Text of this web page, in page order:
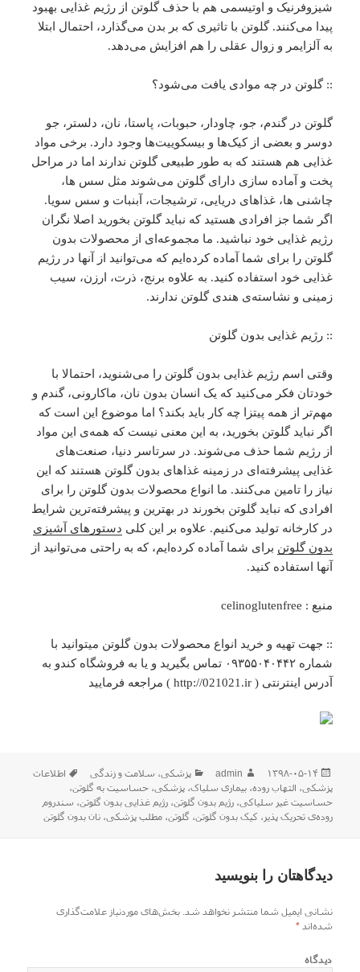
شیزوفرنیک و اوتیسمی هم با حذف گلوتن از رژیم غذایی بهبود
پیدا می‌کنند. گلوتن با تاثیری که بر بدن می‌گذارد، احتمال ابتلا
به آلزایمر و زوال عقلی را هم افزایش می‌دهد.
:: گلوتن در چه موادی یافت می‌شود؟
گلوتن در گندم، جو، چاودار، حبوبات، پاستا، نان، دلستر، جو
دوسر و بعضی از کیک‌ها و بیسکوییت‌ها وجود دارد. برخی مواد
غذایی هم هستند که به طور طبیعی گلوتن ندارند اما در مراحل
پخت و آماده سازی دارای گلوتن می‌شوند مثل سس­ ها،
چاشنی­ ها، غذاهای دریایی، ترشیجات، آبنبات و سس سویا.
اگر شما جز افرادی هستید که نباید گلوتن بخورید اصلا نگران
رژیم غذایی خود نباشید. ما مجموعه‌ای از محصولات بدون
گلوتن را برای شما آماده کرده‌ایم که می‌توانید از آنها در رژیم
غذایی خود استفاده کنید. به علاوه برنج، ذرت، ارزن، سیب
زمینی و نشاسته‌ی هندی گلوتن ندارند.
:: رژیم غذایی بدون گلوتن
وقتی اسم رژیم غذایی بدون گلوتن را می‌شنوید، احتمالا با
خودتان فکر می‌کنید که یک انسان بدون نان، ماکارونی، گندم و
مهم‌تر از همه پیتزا چه کار باید بکند؟ اما موضوع این است که
اگر نباید گلوتن بخورید، به این معنی نیست که همه‌ی این مواد
از رژیم شما حذف می‌شوند. در سرتاسر دنیا، صنعت‌های
غذایی پیشرفته‌ای در زمینه غذاهای بدون گلوتن هستند که این
نیاز را تامین می‌کنند. ما انواع محصولات بدون گلوتن را برای
افرادی که نباید گلوتن بخورند در بهترین و پیشرفته‌ترین شرایط
در کارخانه تولید می‌کنیم. علاوه بر این کلی دستورهای آشپزی
بدون گلوتن برای شما آماده کرده‌ایم، که به راحتی می‌توانید از
آنها استفاده کنید.
منبع : celinoglutenfree
:: جهت تهیه و خرید انواع محصولات بدون گلوتن میتوانید با
شماره ۰۹۳۵۵۰۴۰۴۴۲ تماس بگیرید و یا به فروشگاه کندو به
آدرس اینترنتی ( http://021021.ir ) مراجعه فرمایید
ارسال
شده
در
۱۳۹۸-۰۵-۱۴ نویسنده
admin دسته‌ها
پزشکی، سلامت و زندگی برچسب‌ها
اطلاعات
پزشکی، التهاب روده،بیماری سلیاک،پزشکی،حساسیت به گلوتن،
حساسیت غیر سلیاکی،رژیم بدون گلوتن،رژیم غذایی بدون گلوتن، سندروم
روده‌ی تحریک پذیر ، کیک بدون گلوتن، گلوتن،مطلب پزشکی،نان بدون گلوتن
دیدگاهتان را بنویسید
نشانی ایمیل شما منتشر نخواهد شد.
بخش‌های موردنیاز علامت‌گذاری
شده‌اند*
دیدگاه